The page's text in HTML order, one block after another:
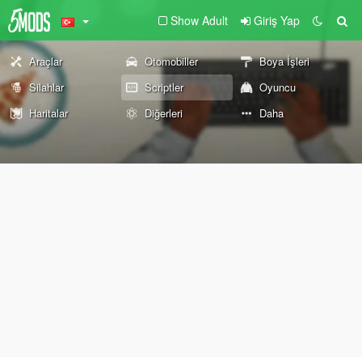
Show Adult Giriş Yap
Araçlar Otomobiller
Boya İşleri
Silahlar
Scriptler
Oyuncu
Haritalar
Diğerleri Daha